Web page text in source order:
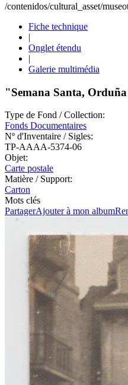
/contenidos/cultural_asset/
Fiche technique
|
Onglet étendu
|
Galerie multimédia
"Semana Santa,
Type de Fond / Collection:
Fonds Documentaires
Nº d'Inventaire / Sigles:
TP-AAAA-5374-06
Objet:
Carte postale
Matière / Support:
Carton
Mots clés
PartagerAjouter à mon album